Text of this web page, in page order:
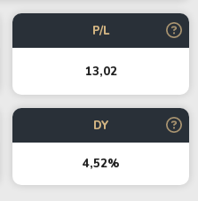
P/L
13,02
DY
4,52%